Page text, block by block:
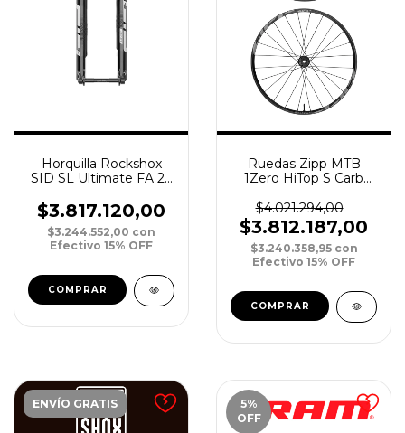
Horquilla Rockshox
SID SL Ultimate FA 29
Tapered 3P Crown N
S/Remote
$3.817.120,00
$3.244.552,00 con
Efectivo 15% OFF
Ruedas Zipp MTB
1Zero HiTop S Carb
Boost Disc
$4.021.294,00
$3.812.187,00
$3.240.358,95 con
Efectivo 15% OFF
ENVÍO GRATIS 5%
OFF